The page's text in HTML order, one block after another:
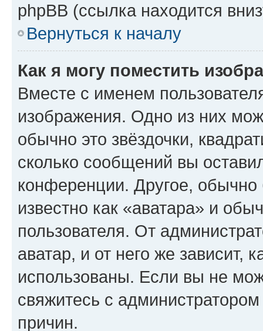
phpBB (ссылка находится
Вернуться к началу
Как я могу поместить
Вместе с именем
изображения. Одно из них
обычно это звёздочки,
сколько сообщений вы
конференции. Другое,
известно как «аватара» и
пользователя. От
аватар, и от него же зависит,
использованы. Если вы не
свяжитесь с
причин.